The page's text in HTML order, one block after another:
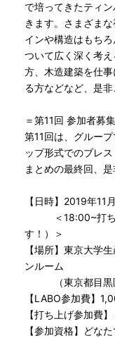
で培ってきたティ
きます。さまざま
インや構造はもち
ついて広く深く考
方、木造建築を仕
る方などなど、是非
＝第11回 参加者募
第11回は、グルー
ップ形式でのブレ
まとめの最終回、
【日時】2019年11
＜18:00~打ち上
す！）＞
【場所】東京大学
ンルーム
（東京都目黒区
【LABO参加費】
【打ち上げ参加費
【参加資格】どな